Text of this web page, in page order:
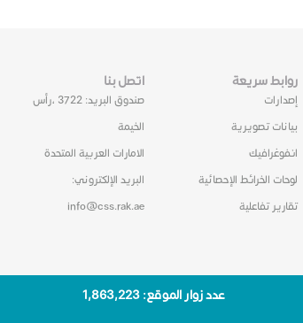
روابط سريعة
إصدارات
بيانات تصويرية
انفوغرافيك
لوحات الخرائط الإحصائية
تقارير تفاعلية
اتصل بنا
صندوق البريد: 3722 ،رأس
الخيمة
الامارات العربية المتحدة
البريد الإلكتروني:
info@css.rak.ae
عدد زوار الموقع: 1٬863٬223